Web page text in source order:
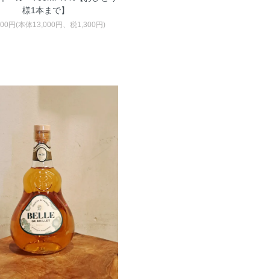
様1本まで】
円(本体13,000円、税1,300円)